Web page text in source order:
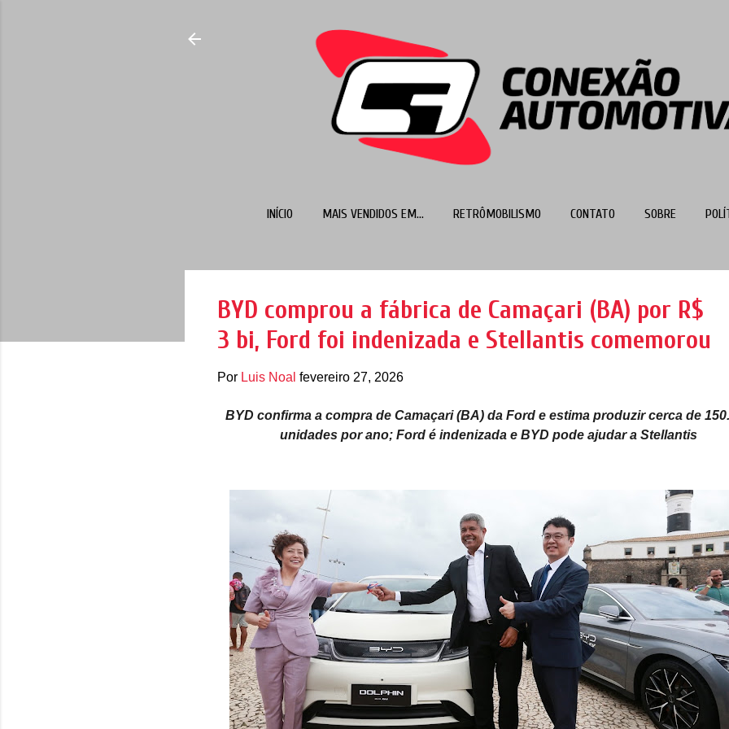
INÍCIO MAIS VENDIDOS EM... RETRÔMOBILISMO CONTATO SOBRE
BYD comprou a fábrica de Camaçari (BA) por R$
3 bi, Ford foi indenizada e Stellantis comemorou
Por Luis Noal fevereiro 27, 2026
BYD confirma a compra de Camaçari (BA) da Ford e estima produzir cerca de
unidades por ano; Ford é indenizada e BYD pode ajudar a Stellantis